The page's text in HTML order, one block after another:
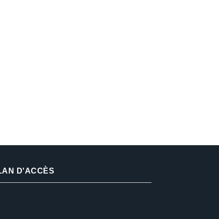
D'ACCÈS